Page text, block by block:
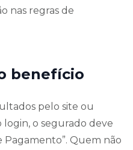
nas regras de
benefício
pelo site ou
login, o segurado deve
Pagamento”. Quem não